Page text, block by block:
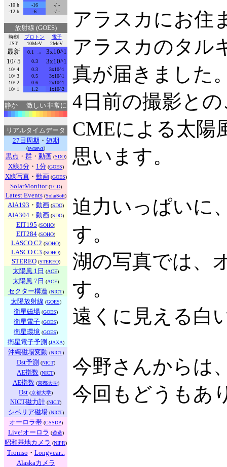
-10 h
-16
-/ -
-12 h
-6 -/ -
放射線 (GOES)
時刻
JST
プロトン
10MeV
電子
2MeV
最新 0.1→
3x10^1
10/ 5
0.3 3x10^1
10/ 4 0.3
3x10^1
10/ 3
0.5
3x10^1
10/ 2
0.6
2x10^1
10/ 1
1.2 1x10^2
静か 激しい非常に
リアルタイムデータ
27日周期 ・ 短期
(swnews)
黒点 ・ 群・ 動画 (SDO)
X線5分・ 1分(GOES)
X線写真・ 動画 (GOES)
SolarMonitor(TCD)
Latest Events(SolarSoft)
AIA193 ・ 動画 (SDO)
AIA304 ・ 動画 (SDO)
EIT195 (SOHO)
EIT284 (SOHO)
LASCO C2 (SOHO)
LASCO C3 (SOHO)
STEREO(STEREO)
太陽風 1日 (ACE)
太陽風 7日 (ACE)
セクター構造 (NICT)
太陽放射線 (GOES)
衛星磁場 (GOES)
衛星電子 (GOES)
衛星環境 (GOES)
衛星電子予測 (JAXA)
沖縄磁場変動 (NICT)
Dst予測 (NICT)
AE指数 (NICT)
AE指数(京都大学)
Dst (京都大学)
NICT磁力計 (NICT)
シベリア磁場(NICT)
オーロラ帯(CSSDP)
Live!オーロラ (遊造)
昭和基地カメラ (NIPR)
Tromso ・ Longyear...
Alaskaカメラ
アラスカにお住
アラスカのタル
真が届きました
4日前の撮影と
CMEによる太陽
思います。
迫力いっぱいに
す。
湖の写真では、
す。
遠くに見える白
今野さんからは
今回もどうもあ